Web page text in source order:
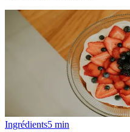
Ingrédients5 min